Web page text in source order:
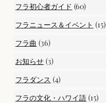
フラ初心者ガイド (60)
フラニュース＆イベント (15)
フラ曲 (36)
お知らせ (3)
フラダンス (4)
フラの文化・ハワイ語 (15)